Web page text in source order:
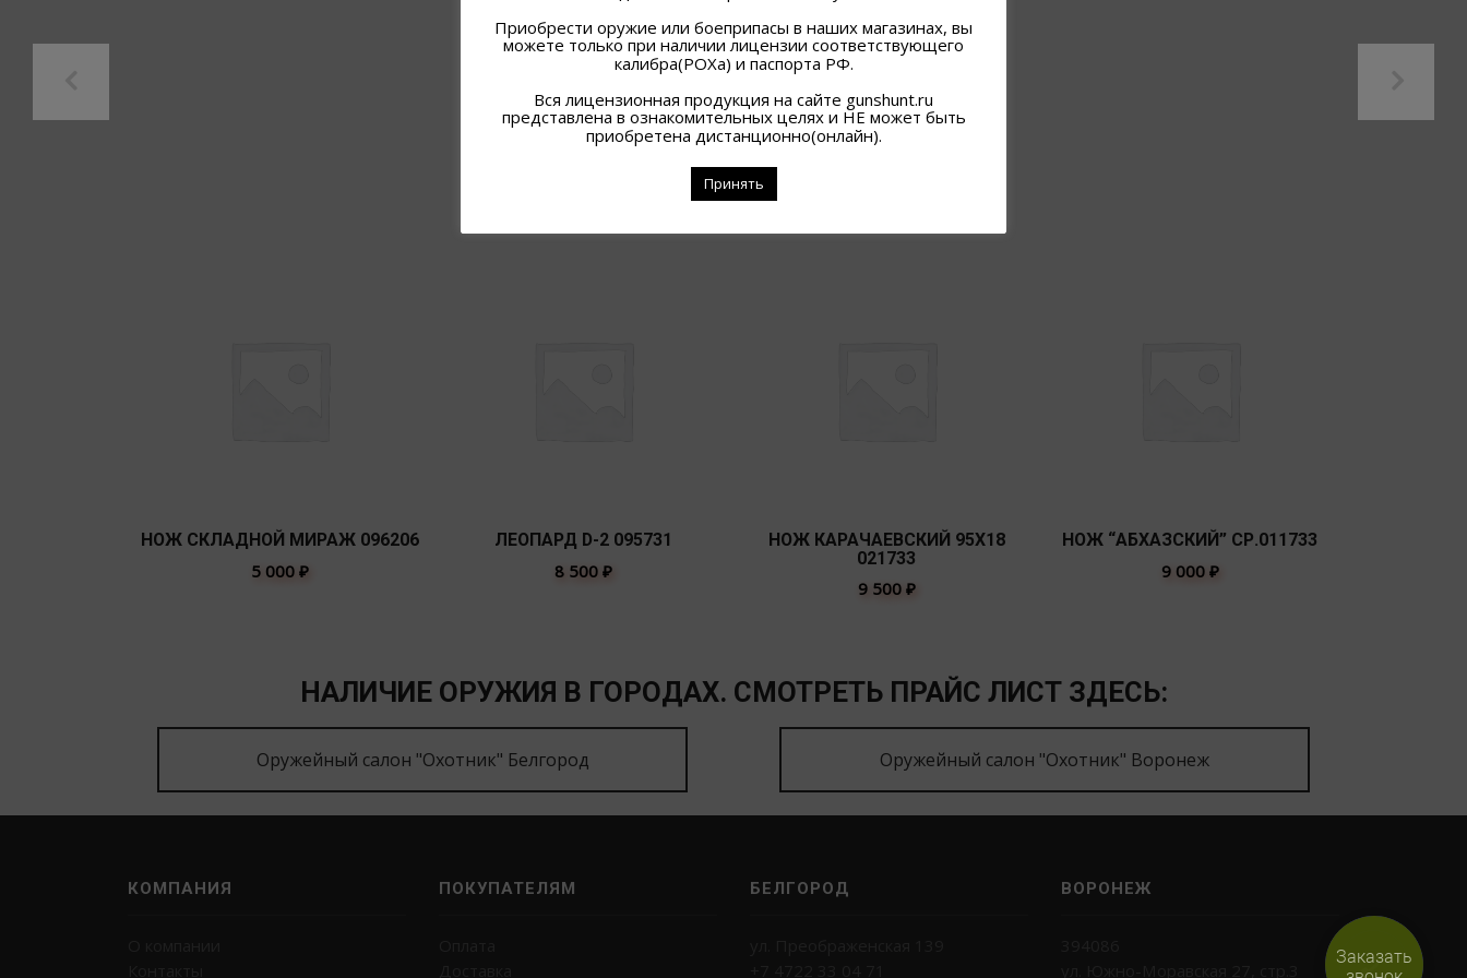
ПОХОЖИЕ ТОВАРЫ
НОЖ СКЛАДНОЙ МИРАЖ 096206
5 000 ₽
ЛЕОПАРД D-2 095731
8 500 ₽
НОЖ КАРАЧАЕВСКИЙ 95Х18
021733
9 500 ₽
НОЖ “АБХАЗСКИЙ” СР.011733
9 000 ₽
НАЛИЧИЕ ОРУЖИЯ В ГОРОДАХ. СМОТРЕТЬ ПРАЙС ЛИСТ ЗДЕСЬ:
Оружейный салон "Охотник" Белгород Оружейный салон "Охотник" Воронеж
КОМПАНИЯ ПОКУПАТЕЛЯМ БЕЛГОРОД ВОРОНЕЖ
Приобрести оружие или боеприпасы в наших магазинах, вы
можете только при наличии лицензии соответствующего
калибра(РОХа) и паспорта РФ.
Вся лицензионная продукция на сайте gunshunt.ru
представлена в ознакомительных целях и НЕ может быть
приобретена дистанционно(онлайн).
Принять
Заказать